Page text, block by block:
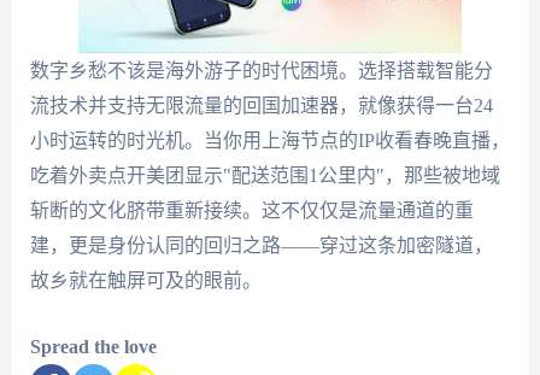
数字乡愁不该是海外游子的时代困境。选择搭载智能分
流技术并支持无限流量的回国加速器，就像获得一台24
小时运转的时光机。当你用上海节点的IP收看春晚直播，
吃着外卖点开美团显示"配送范围1公里内"，那些被地域
斩断的文化脐带重新接续。这不仅仅是流量通道的重
建，更是身份认同的回归之路——穿过这条加密隧道，
故乡就在触屏可及的眼前。
Spread the love